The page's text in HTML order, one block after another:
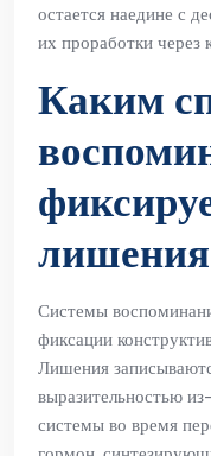
остается наедине с
их проработки
Каким
лишения
Системы
фиксации
Лишения
выразительностью
системы во время